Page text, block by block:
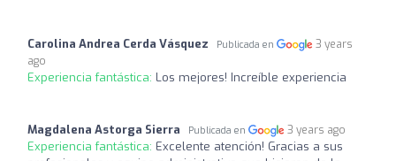
Carolina Andrea Cerda Vásquez Publicada en
3 years
ago
Experiencia fantástica: Los mejores! Increíble experiencia
Magdalena Astorga Sierra Publicada en 3 years ago
Experiencia fantástica: Excelente atención! Gracias a sus